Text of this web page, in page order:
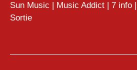
Sun Music | Music Addict | 7 info |
Sortie